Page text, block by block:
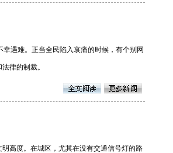
遇难。正当全民陷入哀痛的时候，有个别网
律的制裁。
高度。在城区，尤其在没有交通信号灯的路